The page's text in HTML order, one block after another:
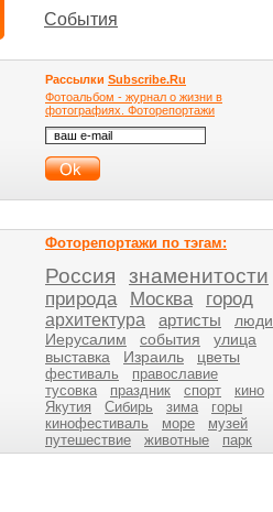
События
Рассылки Subscribe.Ru
Фотоальбом - журнал о жизни в
фотографиях. Фоторепортажи
Фоторепортажи по тэгам:
Россия знаменитости
природа Москва город
архитектура артисты
люди
Иерусалим
события
улица
выставка
Израиль цветы
фестиваль
православие
тусовка
праздник спорт
кино
Якутия
Сибирь зима
горы
кинофестиваль
море
музей
путешествие
животные парк